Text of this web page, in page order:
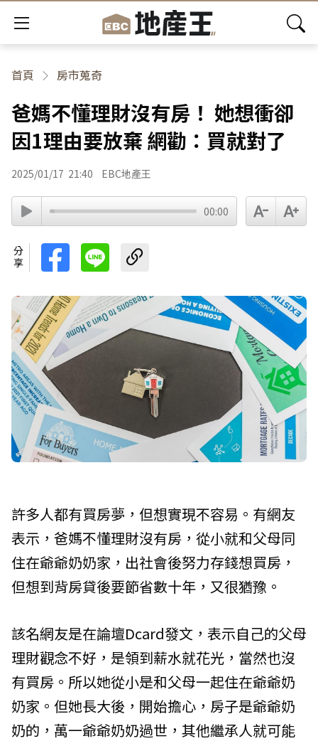
首頁 房市蒐奇
爸媽不懂理財沒有房！ 她想衝卻
因1理由要放棄 網勸：買就對了
2025/01/17 21:40 EBC地產王
00:00
分享
許多人都有買房夢，但想實現不容易。有網友
表示，爸媽不懂理財沒有房，從小就和父母同
住在爺爺奶奶家，出社會後努力存錢想買房，
但想到背房貸後要節省數十年，又很猶豫。
該名網友是在論壇Dcard發文，表示自己的父母
理財觀念不好，是領到薪水就花光，當然也沒
有買房。所以她從小是和父母一起住在爺爺奶
奶家。但她長大後，開始擔心，房子是爺爺奶
奶的，萬一爺爺奶奶過世，其他繼承人就可能